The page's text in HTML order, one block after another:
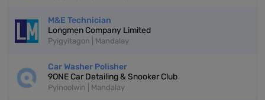
M&E Technician
Longmen Company Limited
Pyigyitagon | Mandalay
Car Washer Polisher
9ONE Car Detailing & Snooker Club
Pyinoolwin | Mandalay